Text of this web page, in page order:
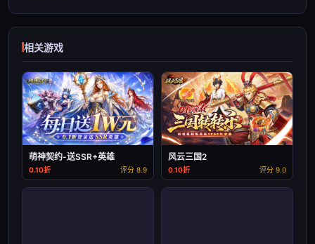
相关游戏
萌神契约-送SSR+英雄
0.10折 评分 8.9
风云三国2
0.10折 评分 9.0